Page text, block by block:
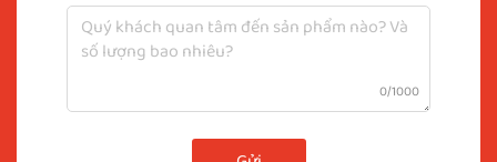
0/1000